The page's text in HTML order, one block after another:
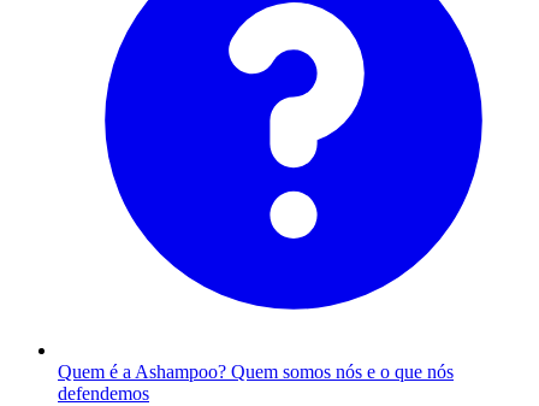
Quem é a Ashampoo? Quem somos nós e o que nós
defendemos